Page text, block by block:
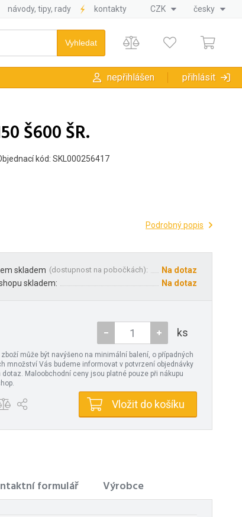
návody, tipy, rady kontakty CZK česky
nepřihlášen přihlásit
Š600 ŠR.
kód: SKL000256417
Podrobný popis
skladem (dostupnost na pobočkách):
Na dotaz
skladem:
Na dotaz
ks
zboží může být navýšeno na minimální balení, o případných
množství Vás budeme informovat v potvrzení objednávky
dotaz. Maloobchodní ceny jsou platné pouze při nákupu
Vložit do košíku
formulář Výrobce